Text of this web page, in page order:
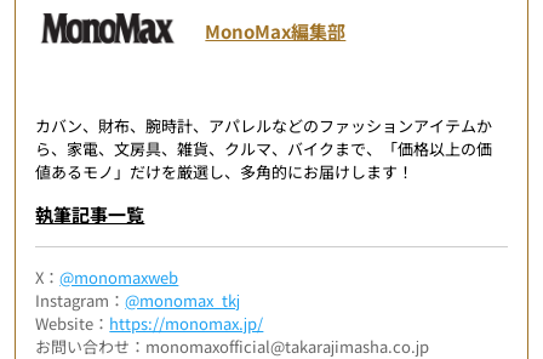
MonoMax編集部
カバン、財布、腕時計、アパレルなどのファッションアイテムか
ら、家電、文房具、雑貨、クルマ、バイクまで、「価格以上の価
値あるモノ」だけを厳選し、多角的にお届けします！
執筆記事一覧
X：@monomaxweb
Instagram：@monomax_tkj
Website： https://monomax.jp/
お問い合わせ：monomaxofficial@takarajimasha.co.jp